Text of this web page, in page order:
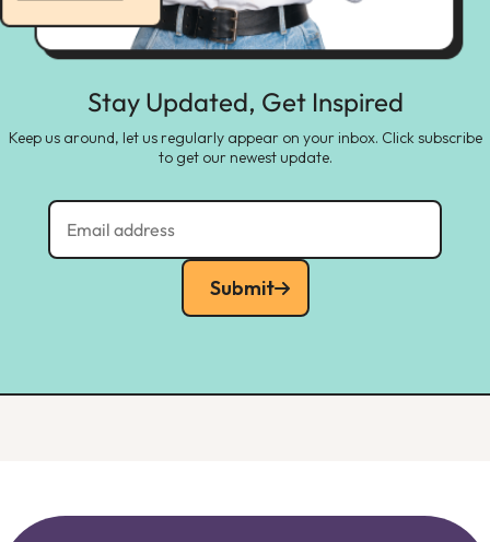
Stay Updated, Get Inspired
Keep us around, let us regularly appear on your inbox. Click subscribe
to get our newest update.
Submit